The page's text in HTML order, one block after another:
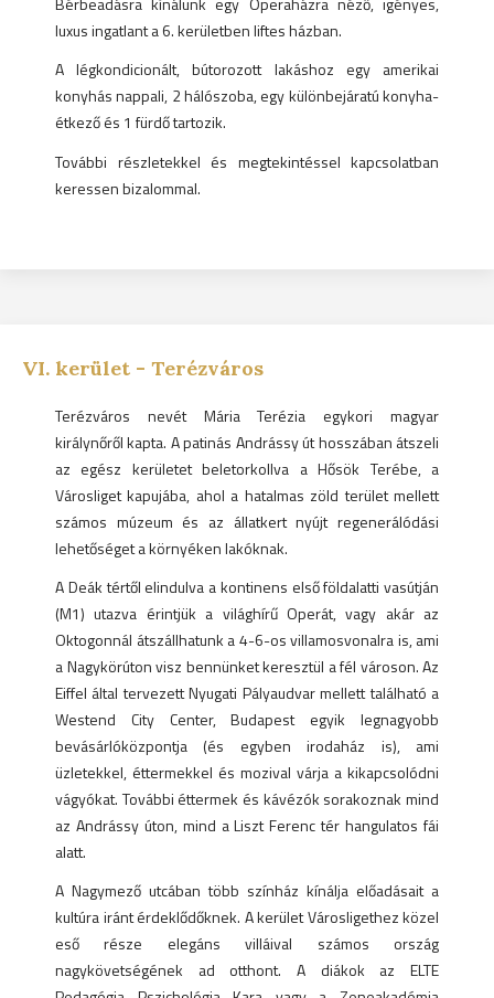
luxus ingatlant a 6. kerületben liftes házban.
A légkondicionált, bútorozott lakáshoz egy amerikai
konyhás nappali, 2 hálószoba, egy különbejáratú konyha-
étkező és 1 fürdő tartozik.
További részletekkel és megtekintéssel kapcsolatban
keressen bizalommal.
VI. kerület - Terézváros
Terézváros nevét Mária Terézia egykori magyar
királynőről kapta. A patinás Andrássy út hosszában átszeli
az egész kerületet beletorkollva a Hősök Terébe, a
Városliget kapujába, ahol a hatalmas zöld terület mellett
számos múzeum és az állatkert nyújt regenerálódási
lehetőséget a környéken lakóknak.
A Deák tértől elindulva a kontinens első földalatti vasútján
(M1) utazva érintjük a világhírű Operát, vagy akár az
Oktogonnál átszállhatunk a 4-6-os villamosvonalra is, ami
a Nagykörúton visz bennünket keresztül a fél városon. Az
Eiffel által tervezett Nyugati Pályaudvar mellett található a
Westend City Center, Budapest egyik legnagyobb
bevásárlóközpontja (és egyben irodaház is), ami
üzletekkel, éttermekkel és mozival várja a kikapcsolódni
vágyókat. További éttermek és kávézók sorakoznak mind
az Andrássy úton, mind a Liszt Ferenc tér hangulatos fái
alatt.
A Nagymező utcában több színház kínálja előadásait a
kultúra iránt érdeklődőknek. A kerület Városligethez közel
eső része elegáns villáival számos ország
nagykövetségének ad otthont. A diákok az ELTE